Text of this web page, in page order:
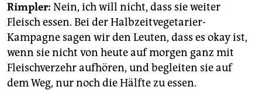
Rimpler: Nein, ich will nicht, dass sie weiter
Fleisch essen. Bei der Halbzeitvegetarier-
Kampagne sagen wir den Leuten, dass es okay ist,
wenn sie nicht von heute auf morgen ganz mit
Fleischverzehr aufhören, und begleiten sie auf
dem Weg, nur noch die Hälfte zu essen.